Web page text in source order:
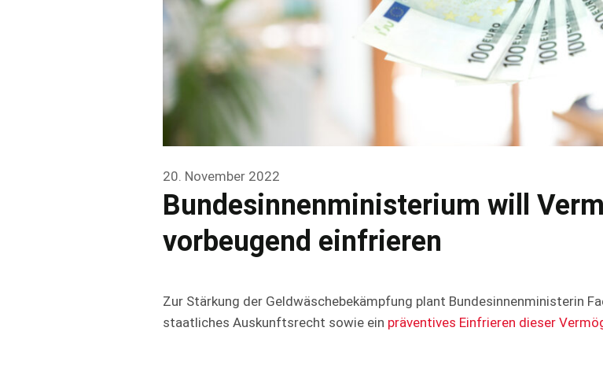
20. November 2022
Bundesinnenministerium will
vorbeugend einfrieren
Zur Stärkung der Geldwäschebekämpfung plant Bundesinnenministerin
staatliches Auskunftsrecht sowie ein präventives Einfrieren dieser